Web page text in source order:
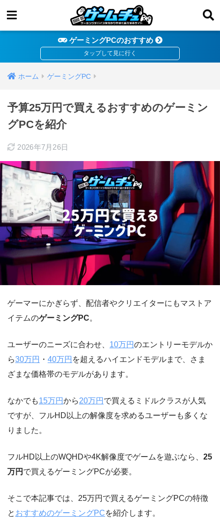
ゲーミングPCのおすすめ
ホーム ゲーミングPC
予算25万円で買えるおすすめのゲーミン
グPCを紹介
2026年7月26日
ゲーマーにかぎらず、配信者やクリエイターにもマストア
イテムのゲーミングPC。
ユーザーのニーズに合わせ、 10万円のエントリーモデルか
ら30万円 ・ 40万円 を超えるハイエンドモデルまで、さま
ざまな価格帯のモデルがあります。
なかでも15万円から20万円 で買えるミドルクラスが人気
ですが、フルHD以上の解像度を求めるユーザーも多くな
りました。
フルHD以上のWQHDや4K解像度でゲームを遊ぶなら、 25
万円 で買えるゲーミングPCが必要。
そこで本記事では、25万円で買えるゲーミングPCの特徴
と おすすめのゲーミングPCを紹介します。